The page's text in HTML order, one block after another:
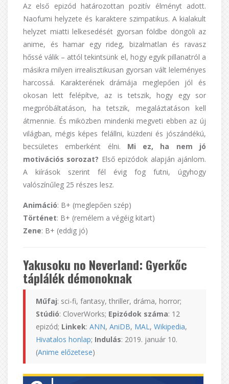
Az első epizód határozottan pozitív élményt adott.
Naofumi helyzete és karaktere szimpatikus. A kialakult
helyzet miatti lelkesedését gyorsan földbe döngöli az
anime, és hamar egy rideg, bizalmatlan és ravasz
hőssé válik – attól tekintsünk el, hogy egyik pillanatról a
másikra milyen irrealisztikusan gyorsan vált leleményes
harcossá. Karakterének drámája meglepően jól és
okosan lett felépítve, az is tetszik, hogy egy sor
megpróbáltatáson, ha tetszik, megaláztatáson kell
átmennie. És miközben mindenki megveti ebben az új
világban, mégis képes felállni, küzdeni és jószándékú,
becsületes emberként élni. Mi ez, ha nem jó
motivációs sorozat? Első epizódok alapján ajánlom.
A kiírások szerint fél évig fog futni, úgyhogy
valószínűleg 25 részes lesz.
Animáció: B+ (meglepően szép)
Történet: B+ (remélem a végéig kitart)
Zene: B+ (eddig jó)
Yakusoku no Neverland: Gyerkőc
táplálék démonoknak
Műfaj: sci-fi, fantasy, thriller, dráma, horror;
Stúdió: CloverWorks; Epizódok száma: 12
epizód; Linkek: ANN, AniDB, MAL , Wikipedia,
Hivatalos honlap; Indulás: 2019. január 10.
(Anime előzetese)